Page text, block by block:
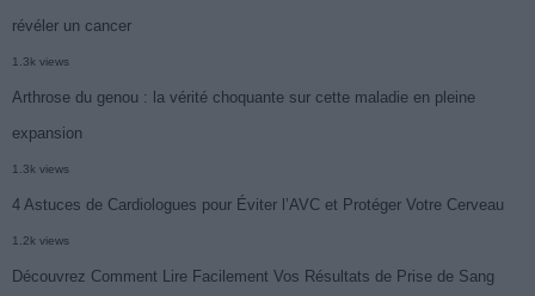
révéler un cancer
1.3k views
Arthrose du genou : la vérité choquante sur cette maladie en pleine
expansion
1.3k views
4 Astuces de Cardiologues pour Éviter l’AVC et Protéger Votre Cerveau
1.2k views
Découvrez Comment Lire Facilement Vos Résultats de Prise de Sang